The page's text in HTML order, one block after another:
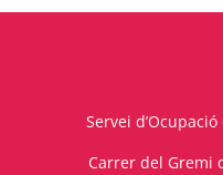
Servei
Carrer del Gremi